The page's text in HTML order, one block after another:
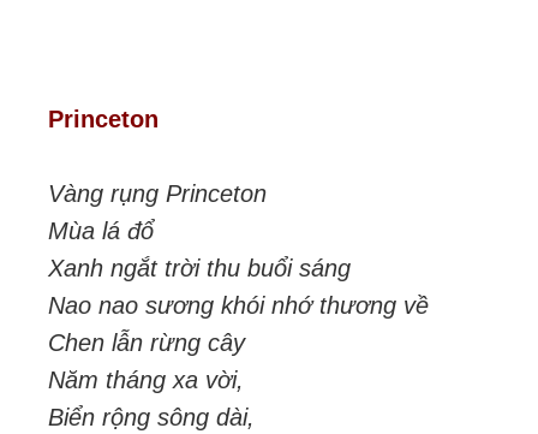
Princeton
Vàng rụng Princeton
Mùa lá đổ
Xanh ngắt trời thu buổi sáng
Nao nao sương khói nhớ thương về
Chen lẫn rừng cây
Năm tháng xa vời,
Biển rộng sông dài,